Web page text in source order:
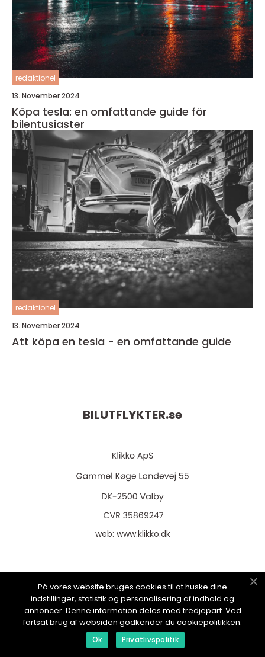
redaktionel
13. November 2024
Köpa tesla: en omfattande guide för
bilentusiaster
redaktionel
13. November 2024
Att köpa en tesla - en omfattande guide
BILUTFLYKTER.se
web: www.klikko.dk
Menu
Annonsering
Om oss
På vores website bruges cookies til at huske dine
indstillinger, statistik og personalisering af indhold og
annoncer. Denne information deles med tredjepart. Ved
fortsat brug af websiden godkender du cookiepolitikken.
Ok Privatlivspolitik